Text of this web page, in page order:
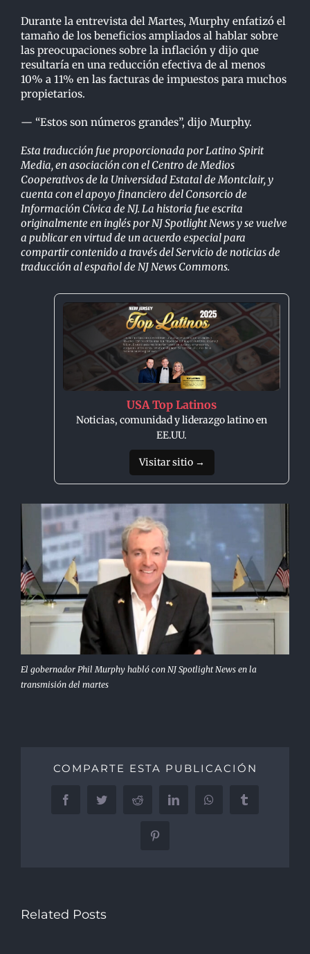
Durante la entrevista del Martes, Murphy enfatizó el
tamaño de los beneficios ampliados al hablar sobre
las preocupaciones sobre la inflación y dijo que
resultaría en una reducción efectiva de al menos
10% a 11% en las facturas de impuestos para muchos
propietarios.
— “Estos son números grandes”, dijo Murphy.
Esta traducción fue proporcionada por Latino Spirit
Media, en asociación con el Centro de Medios
Cooperativos de la Universidad Estatal de Montclair, y
cuenta con el apoyo financiero del Consorcio de
Información Cívica de NJ. La historia fue escrita
originalmente en inglés por NJ Spotlight News y se vuelve
a publicar en virtud de un acuerdo especial para
compartir contenido a través del Servicio de noticias de
traducción al español de NJ News Commons.
USA Top Latinos
Noticias, comunidad y liderazgo latino en
EE.UU.
Visitar sitio →
El gobernador Phil Murphy habló con NJ Spotlight News en la
transmisión del martes
COMPARTE ESTA PUBLICACIÓN
FacebookTwitter Reddit LinkedInWhatsAppTumblr
Pinterest
Related Posts